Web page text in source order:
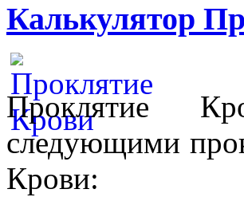
Калькулятор
Проклятие
следующими
Крови: